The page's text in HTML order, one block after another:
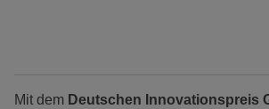
Mit dem Deutschen Innovationspreis